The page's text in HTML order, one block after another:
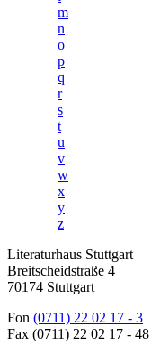
m
n
o
p
q
r
s
t
u
v
w
x
y
z
Literaturhaus Stuttgart
Breitscheidstraße 4
70174 Stuttgart
Fon (0711) 22 02 17 - 3
Fax (0711) 22 02 17 - 48